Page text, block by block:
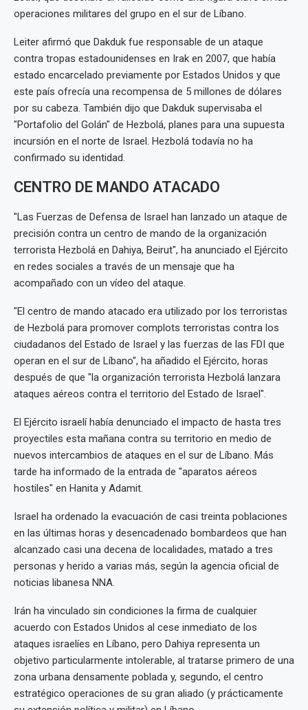
operaciones militares del grupo en el sur de Líbano.
Leiter afirmó que Dakduk fue responsable de un ataque
contra tropas estadounidenses en Irak en 2007, que había
estado encarcelado previamente por Estados Unidos y que
este país ofrecía una recompensa de 5 millones de dólares
por su cabeza. También dijo que Dakduk supervisaba el
"Portafolio del Golán" de Hezbolá, planes para una supuesta
incursión en el norte de Israel. Hezbolá todavía no ha
confirmado su identidad.
CENTRO DE MANDO ATACADO
"Las Fuerzas de Defensa de Israel han lanzado un ataque de
precisión contra un centro de mando de la organización
terrorista Hezbolá en Dahiya, Beirut", ha anunciado el Ejército
en redes sociales a través de un mensaje que ha
acompañado con un vídeo del ataque.
"El centro de mando atacado era utilizado por los terroristas
de Hezbolá para promover complots terroristas contra los
ciudadanos del Estado de Israel y las fuerzas de las FDI que
operan en el sur de Líbano", ha añadido el Ejército, horas
después de que "la organización terrorista Hezbolá lanzara
ataques aéreos contra el territorio del Estado de Israel".
El Ejército israelí había denunciado el impacto de hasta tres
proyectiles esta mañana contra su territorio en medio de
nuevos intercambios de ataques en el sur de Líbano. Más
tarde ha informado de la entrada de "aparatos aéreos
hostiles" en Hanita y Adamit.
Israel ha ordenado la evacuación de casi treinta poblaciones
en las últimas horas y desencadenado bombardeos que han
alcanzado casi una decena de localidades, matado a tres
personas y herido a varias más, según la agencia oficial de
noticias libanesa NNA.
Irán ha vinculado sin condiciones la firma de cualquier
acuerdo con Estados Unidos al cese inmediato de los
ataques israelíes en Líbano, pero Dahiya representa un
objetivo particularmente intolerable, al tratarse primero de una
zona urbana densamente poblada y, segundo, el centro
estratégico operaciones de su gran aliado (y prácticamente